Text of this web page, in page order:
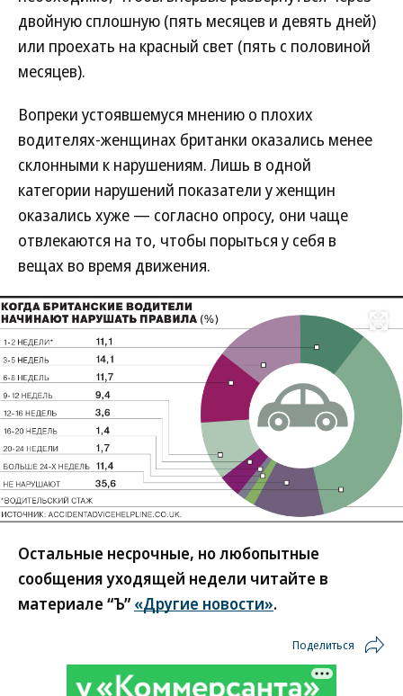
двойную сплошную (пять месяцев и девять дней)
или проехать на красный свет (пять с половиной
месяцев).
Вопреки устоявшемуся мнению о плохих
водителях-женщинах британки оказались менее
склонными к нарушениям. Лишь в одной
категории нарушений показатели у женщин
оказались хуже — согласно опросу, они чаще
отвлекаются на то, чтобы порыться у себя в
вещах во время движения.
Развернуть
Остальные несрочные, но любопытные
сообщения уходящей недели читайте в
материале “Ъ” «Другие новости».
Поделиться